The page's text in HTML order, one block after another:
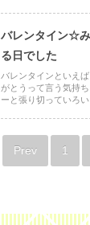
バレンタイン☆
る日でした
バレンタインといえ
がとうって言う気持
ーと張り切っていろ
Prev 1